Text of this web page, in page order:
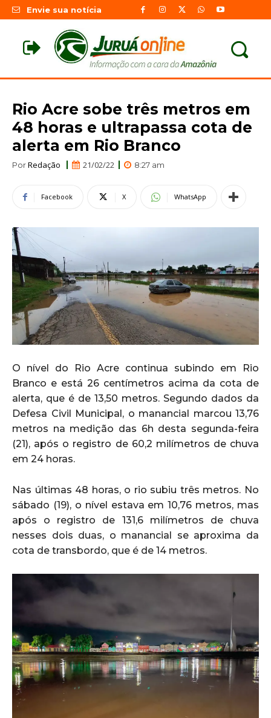
Envie sua notícia
Rio Acre sobe três metros em
48 horas e ultrapassa cota de
alerta em Rio Branco
PorRedação 21/02/22 8:27 am
Facebook X WhatsApp
O nível do Rio Acre continua subindo em Rio
Branco e está 26 centímetros acima da cota de
alerta, que é de 13,50 metros. Segundo dados da
Defesa Civil Municipal, o manancial marcou 13,76
metros na medição das 6h desta segunda-feira
(21), após o registro de 60,2 milímetros de chuva
em 24 horas.
Nas últimas 48 horas, o rio subiu três metros. No
sábado (19), o nível estava em 10,76 metros, mas
após o registro de 131,6 milímetros de chuva
nesses dois duas, o manancial se aproxima da
cota de transbordo, que é de 14 metros.